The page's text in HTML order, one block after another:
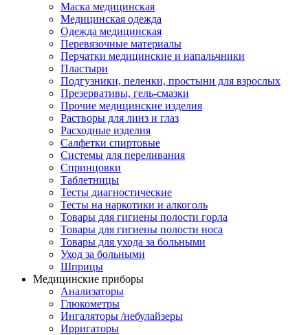
Маска медицинская
Медицинская одежда
Одежда медицинская
Перевязочные материалы
Перчатки медицинские и напальчники
Пластыри
Подгузники, пеленки, простыни для взрослых
Презервативы, гель-смазки
Прочие медицинские изделия
Растворы для линз и глаз
Расходные изделия
Салфетки спиртовые
Системы для переливания
Спринцовки
Таблетницы
Тесты диагностические
Тесты на наркотики и алкоголь
Товары для гигиены полости горла
Товары для гигиены полости носа
Товары для ухода за больными
Уход за больными
Шприцы
Медицинские приборы
Анализаторы
Глюкометры
Ингаляторы /небулайзеры
Ирригаторы